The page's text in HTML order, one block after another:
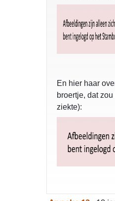
En hier haar
broertje, dat
ziekte):